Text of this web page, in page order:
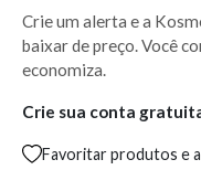
Crie um alerta e a
baixar de preço. Você
economiza.
Crie sua conta
Favoritar produtos e